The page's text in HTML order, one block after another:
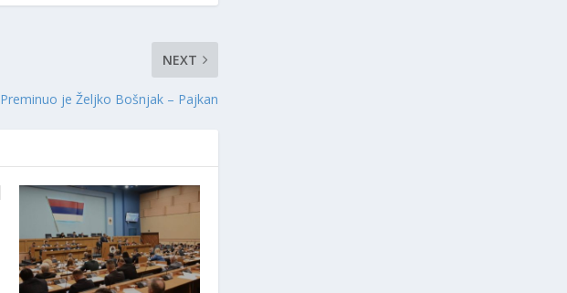
NEXT
Preminuo je Željko Bošnjak – Pajkan